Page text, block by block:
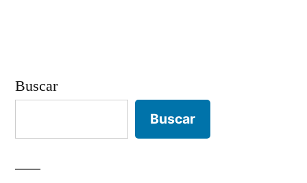
Buscar
Buscar